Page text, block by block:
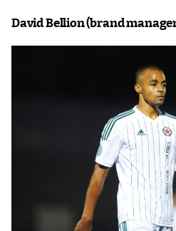
David Bellion (brand